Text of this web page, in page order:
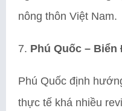
nông thôn Việt Nam.
7. Phú Quốc – Biển
Phú Quốc định
thực tế khá nhiều